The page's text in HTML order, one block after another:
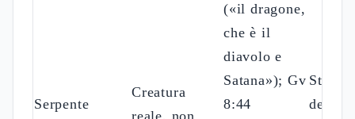
Serpente
Creatura
reale, non
(«il dragone,
che è il
diavolo e
Satana»); Gv
8:44